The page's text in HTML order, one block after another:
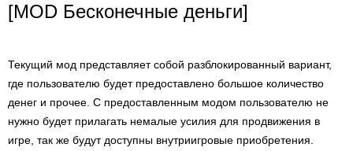
[MOD Бесконечные деньги]
Текущий мод представляет собой разблокированный вариант,
где пользователю будет предоставлено большое количество
денег и прочее. С предоставленным модом пользователю не
нужно будет прилагать немалые усилия для продвижения в
игре, так же будут доступны внутриигровые приобретения.